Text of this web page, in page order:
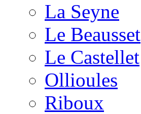
La Seyne
Le Beausset
Le Castellet
Ollioules
Riboux